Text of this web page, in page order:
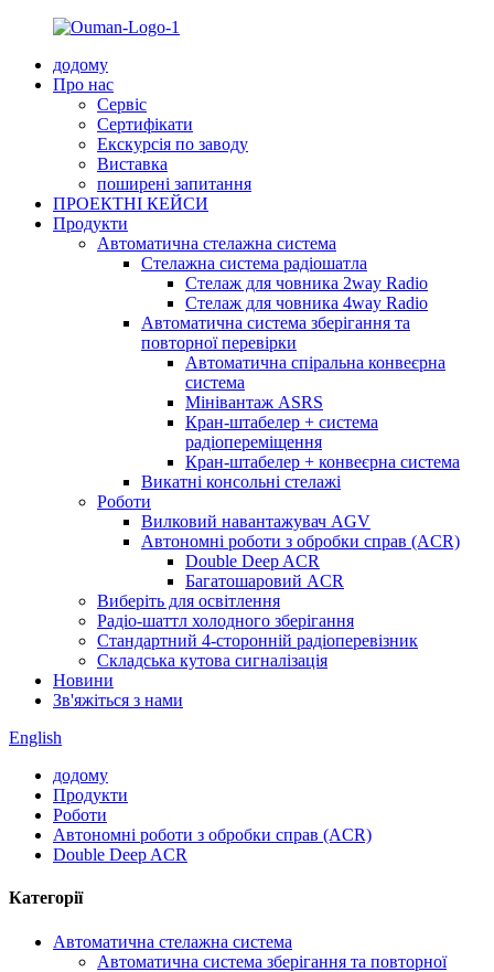
додому
Про нас
Сервіс
Сертифікати
Екскурсія по заводу
Виставка
поширені запитання
ПРОЕКТНІ КЕЙСИ
Продукти
Автоматична стелажна система
Стелажна система радіошатла
Стелаж для човника 2way Radio
Стелаж для човника 4way Radio
Автоматична система зберігання та
повторної перевірки
Автоматична спіральна конвеєрна
система
Мінівантаж ASRS
Кран-штабелер + система
радіопереміщення
Кран-штабелер + конвеєрна система
Викатні консольні стелажі
Роботи
Вилковий навантажувач AGV
Автономні роботи з обробки справ (ACR)
Double Deep ACR
Багатошаровий ACR
Виберіть для освітлення
Радіо-шаттл холодного зберігання
Стандартний 4-сторонній радіоперевізник
Складська кутова сигналізація
Новини
Зв'яжіться з нами
English
додому
Продукти
Роботи
Автономні роботи з обробки справ (ACR)
Double Deep ACR
Категорії
Автоматична стелажна система
Автоматична система зберігання та повторної